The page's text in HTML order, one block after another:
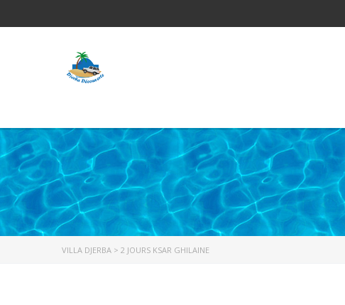
VILLA DJERBA > 2 JOURS KSAR GHILAINE